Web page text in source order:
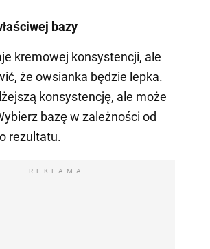
bazy
kremowej konsystencji, ale
że owsianka będzie lepka.
konsystencję, ale może
bazę w zależności od
rezultatu.
REKLAMA